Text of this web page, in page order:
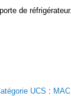
de
UCS :